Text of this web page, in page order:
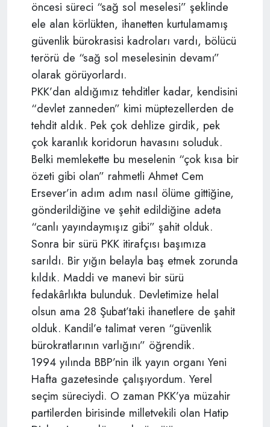
öncesi süreci “sağ sol meselesi” şeklinde
ele alan körlükten, ihanetten kurtulamamış
güvenlik bürokrasisi kadroları vardı, bölücü
terörü de “sağ sol meselesinin devamı”
olarak görüyorlardı.
PKK’dan aldığımız tehditler kadar, kendisini
“devlet zanneden” kimi müptezellerden de
tehdit aldık. Pek çok dehlize girdik, pek
çok karanlık koridorun havasını soluduk.
Belki memlekette bu meselenin “çok kısa bir
özeti gibi olan” rahmetli Ahmet Cem
Ersever’in adım adım nasıl ölüme gittiğine,
gönderildiğine ve şehit edildiğine adeta
“canlı yayındaymışız gibi” şahit olduk.
Sonra bir sürü PKK itirafçısı başımıza
sarıldı. Bir yığın belayla baş etmek zorunda
kıldık. Maddi ve manevi bir sürü
fedakârlıkta bulunduk. Devletimize helal
olsun ama 28 Şubat’taki ihanetlere de şahit
olduk. Kandil’e talimat veren “güvenlik
bürokratlarının varlığını” öğrendik.
1994 yılında BBP’nin ilk yayın organı Yeni
Hafta gazetesinde çalışıyordum. Yerel
seçim süreciydi. O zaman PKK’ya müzahir
partilerden birisinde milletvekili olan Hatip